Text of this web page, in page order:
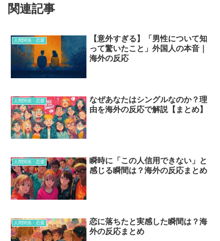
関連記事
人間関係・恋愛
【意外すぎる】「男性について知
って驚いたこと」外国人の本音｜
海外の反応
人間関係・恋愛
なぜあなたはシングルなのか？理
由を海外の反応で解説【まとめ】
人間関係・恋愛
瞬時に「この人信用できない」と
感じる瞬間は？海外の反応まとめ
人間関係・恋愛
恋に落ちたと実感した瞬間は？海
外の反応まとめ